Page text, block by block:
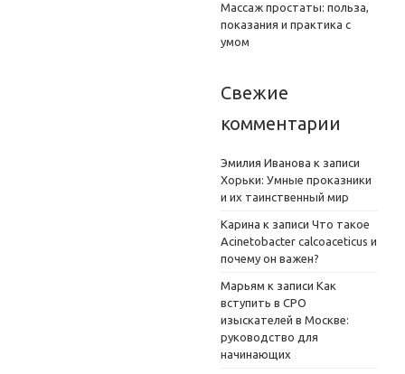
Массаж простаты: польза,
показания и практика с
умом
Свежие
комментарии
Эмилия Иванова к записи
Хорьки: Умные проказники
и их таинственный мир
Карина к записи Что такое
Acinetobacter calcoaceticus и
почему он важен?
Марьям к записи Как
вступить в СРО
изыскателей в Москве:
руководство для
начинающих